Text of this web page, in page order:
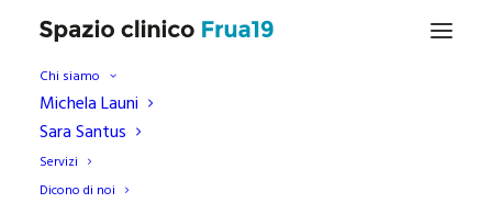
Chi siamo
Michela Launi
Sara Santus
Servizi
Dicono di noi
Disturbi alimentari